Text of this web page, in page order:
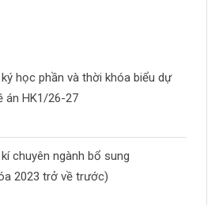
ký học phần và thời khóa biểu dự
án HK1/26-27
chuyên ngành bổ sung
2023 trở về trước)